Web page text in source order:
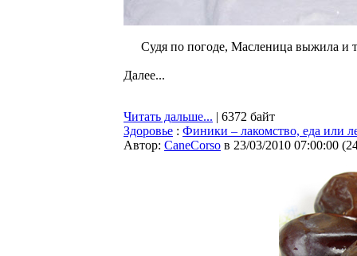
Судя по погоде, Масленица выжила и
Далее...
Читать дальше... | 6372 байт
Здоровье : Финики – лакомство, еда или
Автор: CaneCorso в 23/03/2010 07:00:00 (